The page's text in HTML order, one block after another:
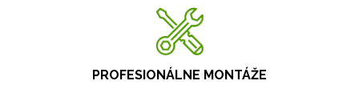
PROFESIONÁLNE MONTÁŽE